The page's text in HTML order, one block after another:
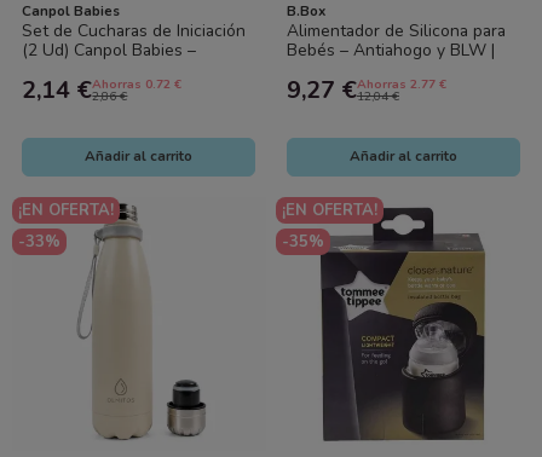
Canpol Babies
Set de Cucharas de Iniciación
(2 Ud) Canpol Babies –
Alimentación
2,14 €Ahorras 0.72 €
2,86 €
Añadir al carrito
B.Box
Alimentador de Silicona para
Bebés – Antiahogo y BLW |
9,27 €Ahorras 2.77 €
12,04 €
Añadir al carrito
¡EN OFERTA!
-33%
¡EN OFERTA!
-35%